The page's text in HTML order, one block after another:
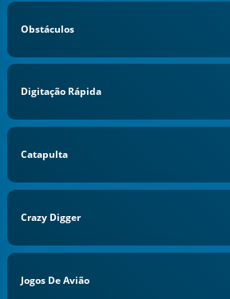
Obstáculos
Digitação Rápida
Catapulta
Crazy Digger
Jogos De Avião